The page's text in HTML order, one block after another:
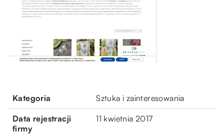
Kategoria Sztuka i zainteresowania
Data rejestracji
firmy
11 kwietnia 2017